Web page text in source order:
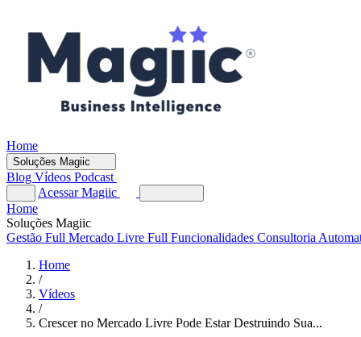
Home
Soluções Magiic
Blog Vídeos Podcast
Acessar Magiic
Home
Soluções Magiic
Gestão Full Mercado Livre Full Funcionalidades Consultoria
Home
/
Vídeos
/
Crescer no Mercado Livre Pode Estar Destruindo Sua...